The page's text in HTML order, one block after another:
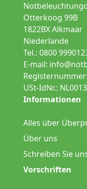
Otterkoog 99B
1822BX Alkmaar
Niederlande
Tel.: 0800
E-mail:
USt-IdNr.:
Informationen
Alles über
Über uns
Schreiben Sie
Vorschriften